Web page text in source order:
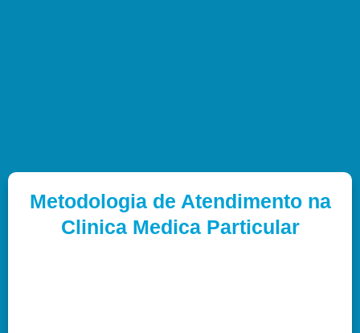
Metodologia de Atendimento na
Clinica Medica Particular